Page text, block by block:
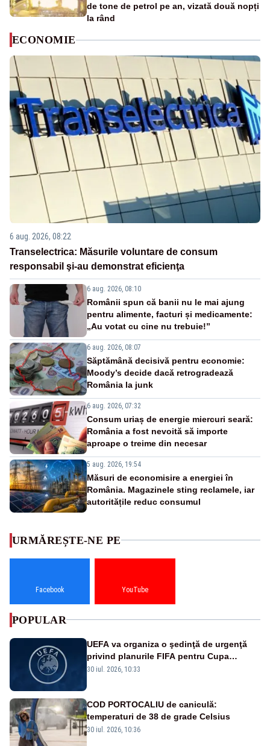
de tone de petrol pe an, vizată două nopți
la rând
ECONOMIE
6 aug. 2026, 08:22
Transelectrica: Măsurile voluntare de consum
responsabil şi-au demonstrat eficienţa
6 aug. 2026, 08:10
Românii spun că banii nu le mai ajung
pentru alimente, facturi și medicamente:
„Au votat cu cine nu trebuie!”
6 aug. 2026, 08:07
Săptămână decisivă pentru economie:
Moody’s decide dacă retrogradează
România la junk
6 aug. 2026, 07:32
Consum uriaș de energie miercuri seară:
România a fost nevoită să importe
aproape o treime din necesar
5 aug. 2026, 19:54
Măsuri de economisire a energiei în
România. Magazinele sting reclamele, iar
autoritățile reduc consumul
URMĂREȘTE-NE PE
Facebook YouTube
POPULAR
UEFA va organiza o şedinţă de urgenţă
privind planurile FIFA pentru Cupa
Mondială
30 iul. 2026, 10:33
COD PORTOCALIU de caniculă:
temperaturi de 38 de grade Celsius
30 iul. 2026, 10:36